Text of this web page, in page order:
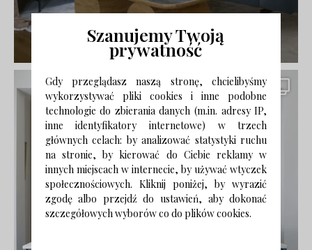
Szanujemy Twoją
prywatność
Gdy przeglądasz naszą stronę, chcielibyśmy
wykorzystywać pliki cookies i inne podobne
technologie do zbierania danych (m.in. adresy IP,
inne identyfikatory internetowe) w trzech
głównych celach: by analizować statystyki ruchu
na stronie, by kierować do Ciebie reklamy w
innych miejscach w internecie, by używać wtyczek
społecznościowych. Kliknij poniżej, by wyrazić
zgodę albo przejdź do ustawień, aby dokonać
szczegółowych wyborów co do plików cookies.